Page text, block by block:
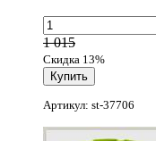
1 015
Скидка 13%
Артикул: st-37706